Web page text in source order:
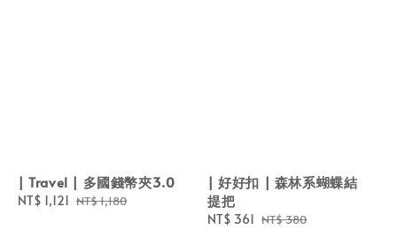
| Travel | 多國錢幣夾3.0
Sale
NT$ 1,121 Regular
NT$ 1,180
| 好好扣 | 森林系蝴蝶結
提把
Sale
NT$ 361 Regular
NT$ 380